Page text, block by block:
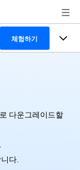
체험하기
다운그레이드할
다.